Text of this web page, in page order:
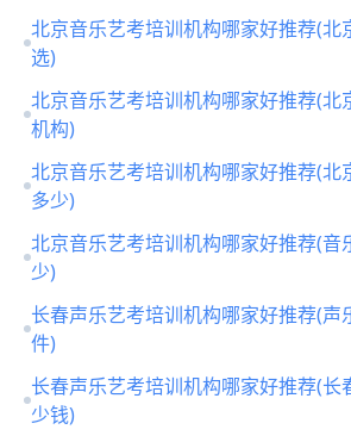
北京音乐艺考培训机构哪家好推荐(北
选)
北京音乐艺考培训机构哪家好推荐(北
机构)
北京音乐艺考培训机构哪家好推荐(北
多少)
北京音乐艺考培训机构哪家好推荐(音
少)
长春声乐艺考培训机构哪家好推荐(声
件)
长春声乐艺考培训机构哪家好推荐(长
少钱)